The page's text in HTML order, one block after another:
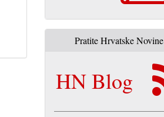
Pratite Hrvatske Novine
HN Blog